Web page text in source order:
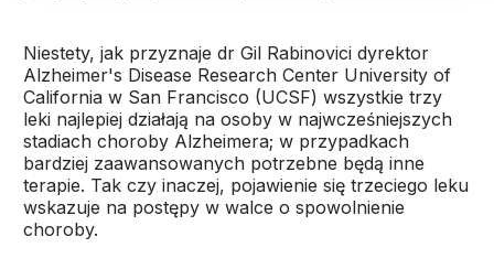
Niestety, jak przyznaje dr Gil Rabinovici dyrektor
Alzheimer's Disease Research Center University of
California w San Francisco (UCSF) wszystkie trzy
leki najlepiej działają na osoby w najwcześniejszych
stadiach choroby Alzheimera; w przypadkach
bardziej zaawansowanych potrzebne będą inne
terapie. Tak czy inaczej, pojawienie się trzeciego leku
wskazuje na postępy w walce o spowolnienie
choroby.